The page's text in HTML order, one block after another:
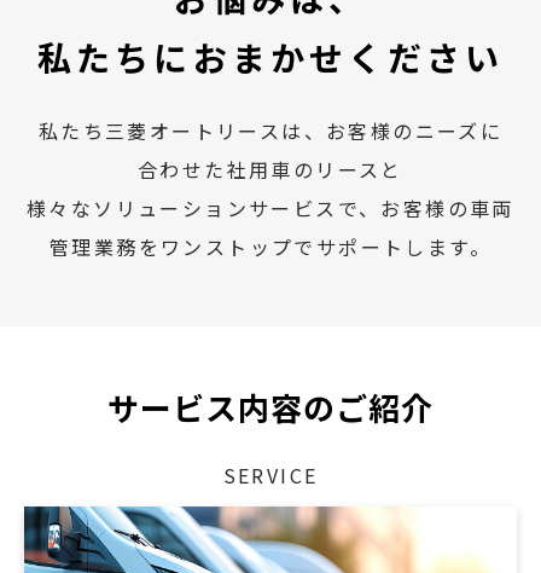
私たちにおまかせください
私たち三菱オートリースは、お客様のニーズに
合わせた社用車のリースと
様々なソリューションサービスで、お客様の車両
管理業務をワンストップでサポートします。
サービス内容のご紹介
SERVICE